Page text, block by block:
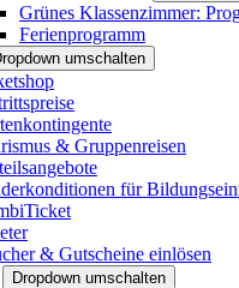
Grünes Klassenzimmer:
Ferienprogramm
umschalten
& Gruppenreisen
für
& Gutscheine einlösen
Dropdown umschalten